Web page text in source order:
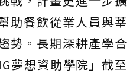
助餐飲從業人員與莘
勢。長期深耕產學合
夢想資助學院」截至